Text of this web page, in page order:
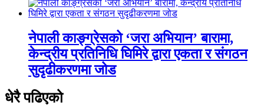
नेपाली काङ्ग्रेसको ‘जरा अभियान’ बारामा,
केन्द्रीय प्रतिनिधि घिमिरे द्वारा एकता र संगठन
सुदृढीकरणमा जोड
धेरै पढिएको